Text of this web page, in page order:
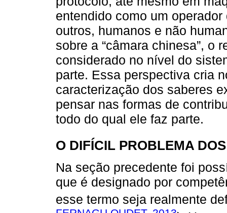
entendido como um
outros, humanos e não
sobre a “câmara chinesa”, o
considerado no nível do
parte. Essa perspectiva cria
caracterização dos saberes
pensar nas formas de
todo do qual ele faz parte.
O DIFÍCIL PROBLEMA
Na seção precedente foi
que é designado por
esse termo seja realmente